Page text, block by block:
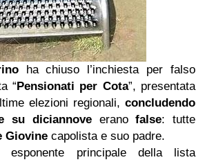
ha chiuso l’inchiesta per falso
“Pensionati per Cota”, presentata
elezioni regionali, concludendo
su diciannoveeranofalse: tutte
Giovine capolista e suo padre.
esponente principale della lista